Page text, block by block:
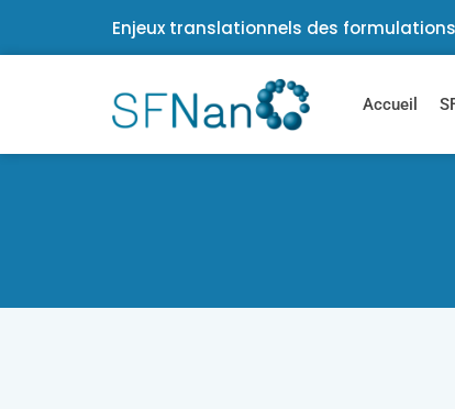
Enjeux translationnels des formulations
Accueil